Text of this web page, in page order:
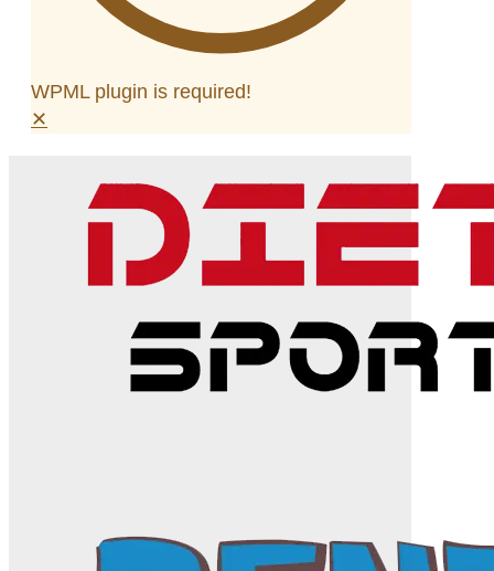
WPML plugin is required!
✕